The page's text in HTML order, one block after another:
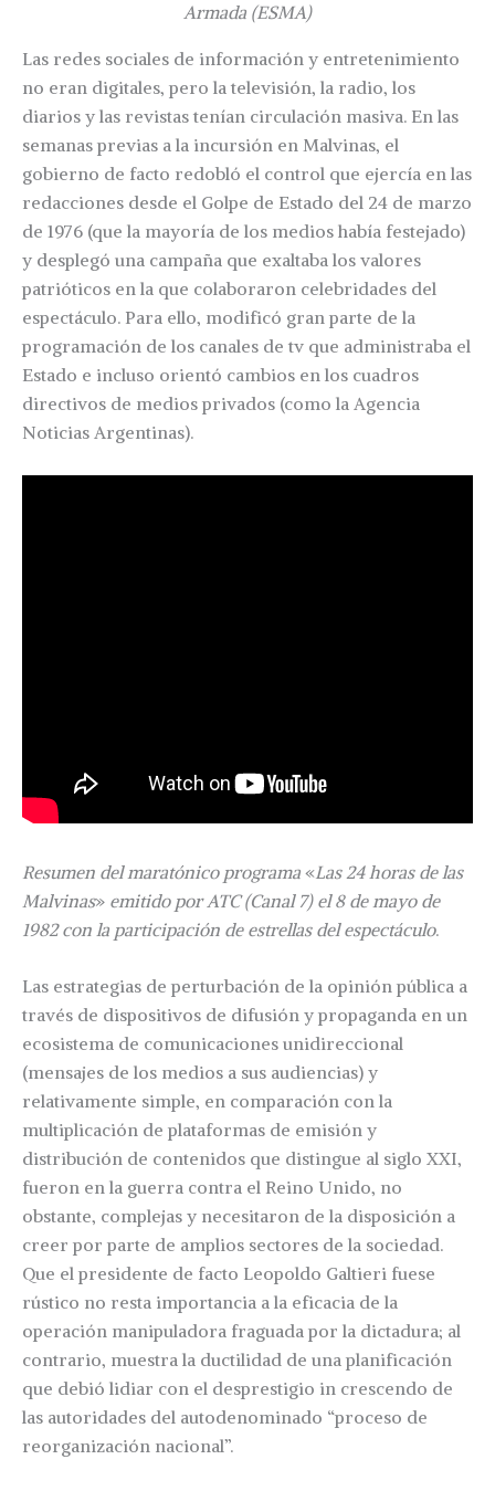
Armada (ESMA)
Las redes sociales de información y entretenimiento
no eran digitales, pero la televisión, la radio, los
diarios y las revistas tenían circulación masiva. En las
semanas previas a la incursión en Malvinas, el
gobierno de facto redobló el control que ejercía en las
redacciones desde el Golpe de Estado del 24 de marzo
de 1976 (que la mayoría de los medios había festejado)
y desplegó una campaña que exaltaba los valores
patrióticos en la que colaboraron celebridades del
espectáculo. Para ello, modificó gran parte de la
programación de los canales de tv que administraba el
Estado e incluso orientó cambios en los cuadros
directivos de medios privados (como la Agencia
Noticias Argentinas).
Resumen del maratónico programa «Las 24 horas de las
Malvinas» emitido por ATC (Canal 7) el 8 de mayo de
1982 con la participación de estrellas del espectáculo.
Las estrategias de perturbación de la opinión pública a
través de dispositivos de difusión y propaganda en un
ecosistema de comunicaciones unidireccional
(mensajes de los medios a sus audiencias) y
relativamente simple, en comparación con la
multiplicación de plataformas de emisión y
distribución de contenidos que distingue al siglo XXI,
fueron en la guerra contra el Reino Unido, no
obstante, complejas y necesitaron de la disposición a
creer por parte de amplios sectores de la sociedad.
Que el presidente de facto Leopoldo Galtieri fuese
rústico no resta importancia a la eficacia de la
operación manipuladora fraguada por la dictadura; al
contrario, muestra la ductilidad de una planificación
que debió lidiar con el desprestigio in crescendo de
las autoridades del autodenominado “proceso de
reorganización nacional”.